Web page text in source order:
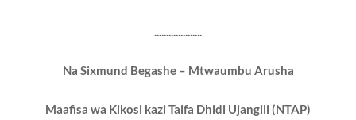
....................
Na Sixmund Begashe – Mtwaumbu Arusha
Maafisa wa Kikosi kazi Taifa Dhidi Ujangili (NTAP)